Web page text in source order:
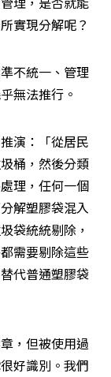
實現分解呢？
不統一、管理
無法推行。
演：「從居民
桶，然後分類
理，任何一個
解塑膠袋混入
袋統統剔除，
需要剔除這些
代普通塑膠袋
，但被使用過
好識別。我們